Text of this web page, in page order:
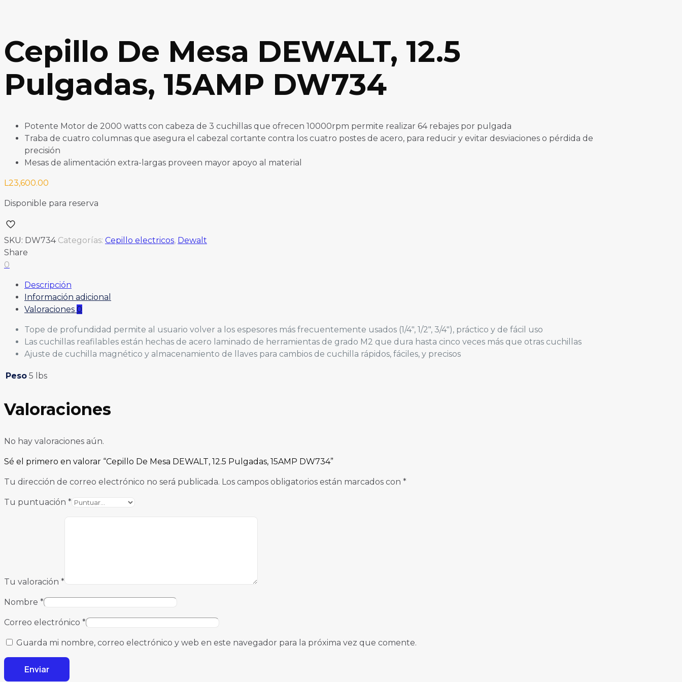
Cepillo De Mesa DEWALT, 12.5
Pulgadas, 15AMP DW734
Potente Motor de 2000 watts con cabeza de 3 cuchillas que ofrecen 10000rpm permite realizar 64 rebajes por pulgada
Traba de cuatro columnas que asegura el cabezal cortante contra los cuatro postes de acero, para reducir y evitar desviaciones o pérdida de
precisión
Mesas de alimentación extra-largas proveen mayor apoyo al material
L23,600.00
Disponible para reserva
SKU: DW734 Categorías: Cepillo electricos, Dewalt
Share
0
Descripción
Información adicional
Valoraciones 0
Tope de profundidad permite al usuario volver a los espesores más frecuentemente usados (1/4″, 1/2″, 3/4″), práctico y de fácil uso
Las cuchillas reafilables están hechas de acero laminado de herramientas de grado M2 que dura hasta cinco veces más que otras cuchillas
Ajuste de cuchilla magnético y almacenamiento de llaves para cambios de cuchilla rápidos, fáciles, y precisos
Peso 5 lbs
Valoraciones
No hay valoraciones aún.
Sé el primero en valorar “Cepillo De Mesa DEWALT, 12.5 Pulgadas, 15AMP DW734”
Tu dirección de correo electrónico no será publicada. Los campos obligatorios están marcados con *
Tu puntuación *
Tu valoración *
Nombre *
Correo electrónico *
Guarda mi nombre, correo electrónico y web en este navegador para la próxima vez que comente.